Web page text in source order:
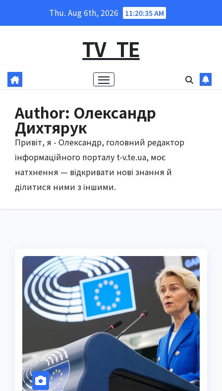
Thu. Aug 6th, 2026 11:20:37 AM
TV_TE
Author: Олександр
Дихтярук
Привіт, я - Олександр, головний редактор
інформаційного порталу t-v.te.ua, моє
натхнення — відкривати нові знання й
ділитися ними з іншими.